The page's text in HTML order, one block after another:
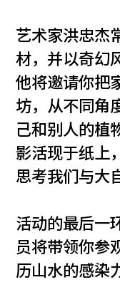
艺术家洪忠杰
材，并以奇幻
他将邀请你把
坊，从不同角
己和别人的植
影活现于纸上
思考我们与大
活动的最后一
员将带领你参
历山水的感染